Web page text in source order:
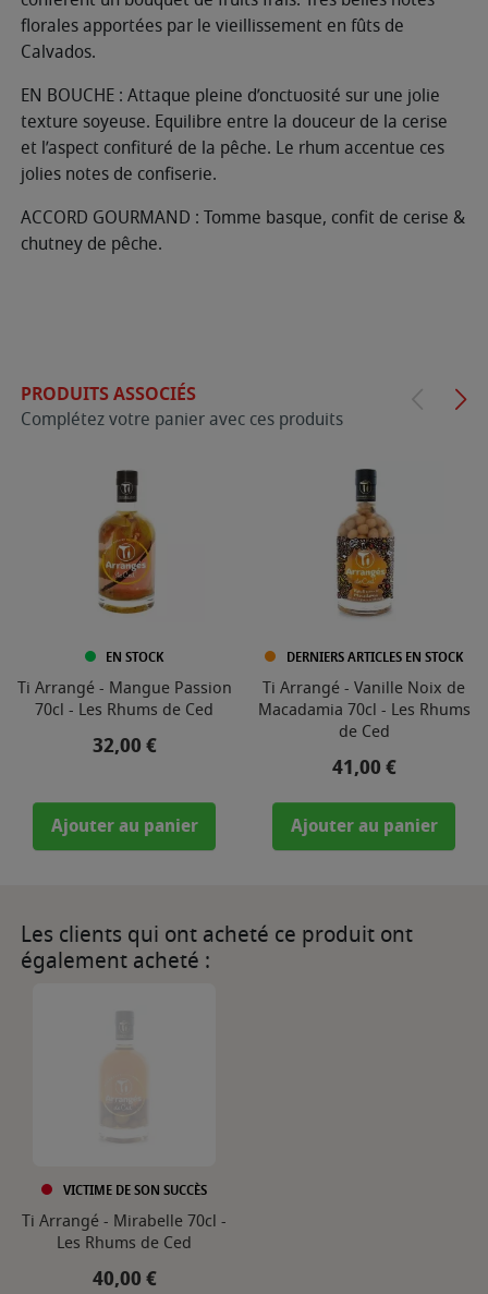
florales apportées par le vieillissement en fûts de
Calvados.
EN BOUCHE : Attaque pleine d’onctuosité sur une jolie
texture soyeuse. Equilibre entre la douceur de la cerise
et l’aspect confituré de la pêche. Le rhum accentue ces
jolies notes de confiserie.
ACCORD GOURMAND : Tomme basque, confit de cerise &
chutney de pêche.
PRODUITS ASSOCIÉS
Complétez votre panier avec ces produits
EN STOCK
Ti Arrangé - Mangue Passion
70cl - Les Rhums de Ced
Prix
32,00 €
Ajouter au panier
DERNIERS ARTICLES EN STOCK
Ti Arrangé - Vanille Noix de
Macadamia 70cl - Les Rhums
de Ced
Prix
41,00 €
Ajouter au panier
Les clients qui ont acheté ce produit ont
également acheté :
VICTIME DE SON SUCCÈS
Ti Arrangé - Mirabelle 70cl -
Les Rhums de Ced
Prix
40,00 €